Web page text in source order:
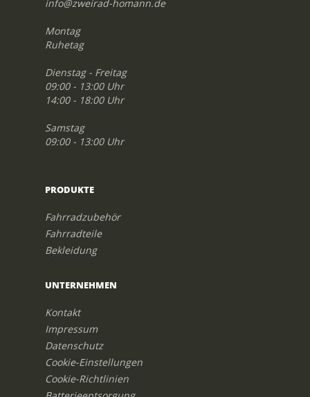
info@zweirad-homann.de
Montag
Ruhetag
Dienstag - Freitag
09:00 - 13:00 Uhr
14:00 - 18:00 Uhr
Samstag
09:00 - 13:00 Uhr
PRODUKTE
Fahrradzubehör
Fahrradteile
Bekleidung
UNTERNEHMEN
Kontakt
Impressum
Datenschutz
Cookie-Einstellungen
Cookie-Richtlinien